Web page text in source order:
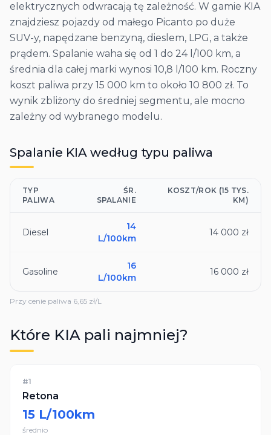
elektrycznych odwracają tę zależność. W gamie KIA
znajdziesz pojazdy od małego Picanto po duże
SUV-y, napędzane benzyną, dieslem, LPG, a także
prądem. Spalanie waha się od 1 do 24 l/100 km, a
średnia dla całej marki wynosi 10,8 l/100 km. Roczny
koszt paliwa przy 15 000 km to około 10 800 zł. To
wynik zbliżony do średniej segmentu, ale mocno
zależny od wybranego modelu.
Spalanie KIA według typu paliwa
TYP
PALIWA
ŚR.
SPALANIE
KOSZT/ROK (15 TYS.
KM)
Diesel
14
L/100km
14 000 zł
Gasoline
16
L/100km
16 000 zł
Przy cenie paliwa 6,65 zł/L
Które KIA pali najmniej?
#1
Retona
15 L/100km
średnio